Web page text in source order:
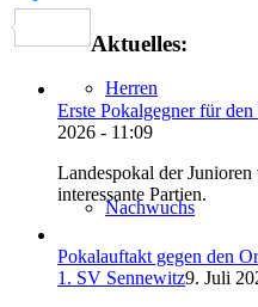
Herren
Nachwuchs
Link
Aktuelles:
Erste Pokalgegner für
2026 - 11:09
Landespokal der
interessante Partien.
Pokalauftakt gegen den
1. SV Sennewitz9. Juli